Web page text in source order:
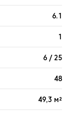
6.1
1
6 / 25
48
49,3 м²